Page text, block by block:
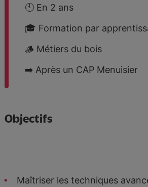
🕙 En 2 ans
🎓 Formation par
🪵 Métiers du bois
➡️ Après un CAP Menuisier
Objectifs
Maîtriser les techniques